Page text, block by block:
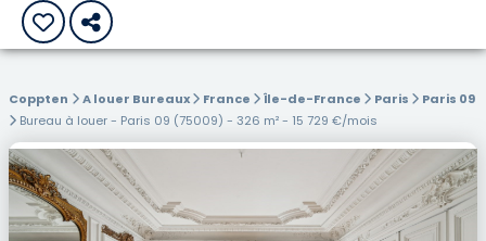
Coppten A louer Bureaux France Île-de-France Paris
Paris 09
Bureau à louer - Paris 09 (75009) - 326 m² - 15 729 €/mois